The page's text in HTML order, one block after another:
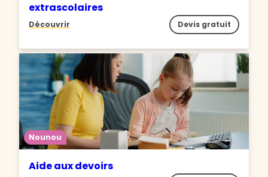
extrascolaires
Découvrir Devis gratuit
Nounou
Aide aux devoirs